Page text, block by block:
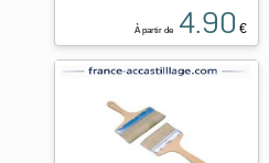
À partir de 4.90 €